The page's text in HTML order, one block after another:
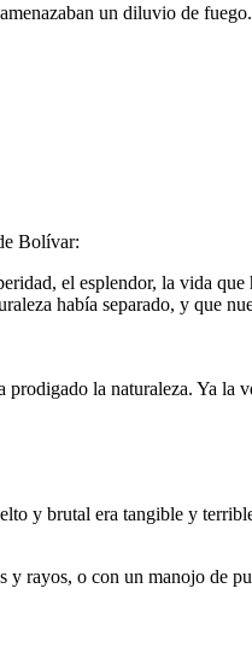
un diluvio de fuego.
Bolívar:
el esplendor, la vida que
había separado, y que
la naturaleza. Ya la
y brutal era tangible y
y rayos, o con un manojo de